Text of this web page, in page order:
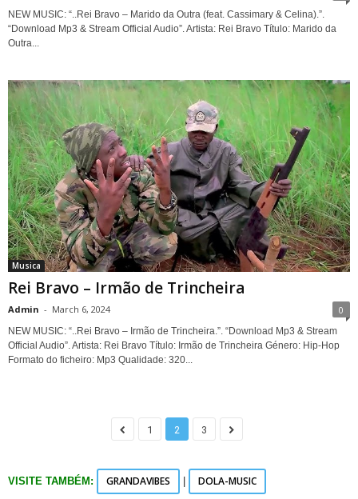
NEW MUSIC: “..Rei Bravo – Marido da Outra (feat. Cassimary & Celina).”.
“Download Mp3 & Stream Official Audio”. Artista: Rei Bravo Título: Marido da
Outra...
Musica
Rei Bravo – Irmão de Trincheira
Admin - March 6, 2024 0
NEW MUSIC: “..Rei Bravo – Irmão de Trincheira.”. “Download Mp3 & Stream
Official Audio”. Artista: Rei Bravo Título: Irmão de Trincheira Género: Hip-Hop
Formato do ficheiro: Mp3 Qualidade: 320...
1 2 3
VISITE TAMBÉM: GRANDAVIBES DOLA-MUSIC